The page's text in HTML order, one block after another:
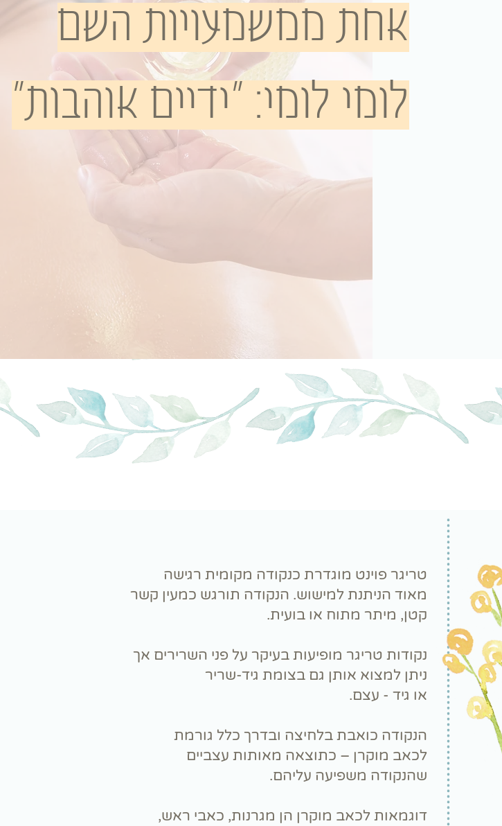
אחת ממשמעויות השם
לומי לומי: "ידיים אוהבות"
טריגר פוינט מוגדרת כנקודה מקומית רגישה
מאוד הניתנת למישוש. הנקודה תורגש כמעין קשר
קטן, מיתר מתוח או בועית.
נקודות טריגר מופיעות בעיקר על פני השרירים אך
ניתן למצוא אותן גם בצומת גיד-שריר
או גיד - עצם.
הנקודה כואבת בלחיצה ובדרך כלל גורמת
לכאב מוקרן – כתוצאה מאותות עצביים
שהנקודה משפיעה עליהם.
דוגמאות לכאב מוקרן הן מגרנות, כאבי ראש,